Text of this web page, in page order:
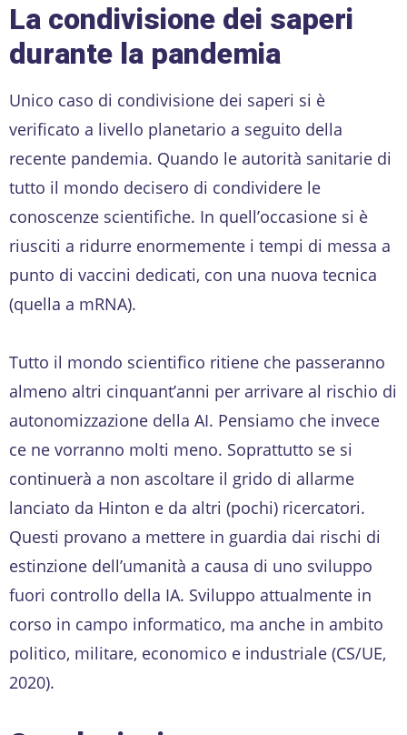
La condivisione dei saperi
durante la pandemia
Unico caso di condivisione dei saperi si è
verificato a livello planetario a seguito della
recente pandemia. Quando le autorità sanitarie di
tutto il mondo decisero di condividere le
conoscenze scientifiche. In quell’occasione si è
riusciti a ridurre enormemente i tempi di messa a
punto di vaccini dedicati, con una nuova tecnica
(quella a mRNA).
Tutto il mondo scientifico ritiene che passeranno
almeno altri cinquant’anni per arrivare al rischio di
autonomizzazione della AI. Pensiamo che invece
ce ne vorranno molti meno. Soprattutto se si
continuerà a non ascoltare il grido di allarme
lanciato da Hinton e da altri (pochi) ricercatori.
Questi provano a mettere in guardia dai rischi di
estinzione dell’umanità a causa di uno sviluppo
fuori controllo della IA. Sviluppo attualmente in
corso in campo informatico, ma anche in ambito
politico, militare, economico e industriale (CS/UE,
2020).